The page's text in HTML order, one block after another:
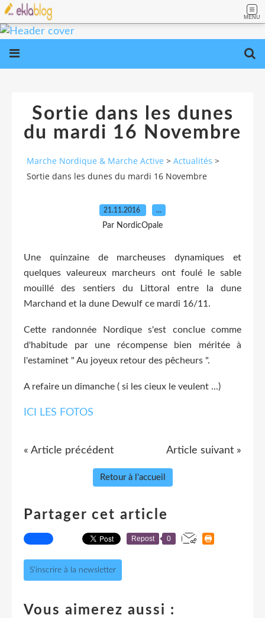
MENU
Sortie dans les dunes
du mardi 16 Novembre
Marche Nordique & Marche Active > Actualités >
Sortie dans les dunes du mardi 16 Novembre
21.11.2016 …
Par NordicOpale
Une quinzaine de marcheuses dynamiques et
quelques valeureux marcheurs ont foulé le sable
mouillé des sentiers du Littoral entre la dune
Marchand et la dune Dewulf ce mardi 16/11.
Cette randonnée Nordique s'est conclue comme
d'habitude par une récompense bien méritée à
l'estaminet " Au joyeux retour des pêcheurs ".
A refaire un dimanche ( si les cieux le veulent ...)
ICI LES FOTOS
« Article précédent Article suivant »
Retour à l'accueil
Partager cet article
Repost 0
S'inscrire à la newsletter
Vous aimerez aussi :